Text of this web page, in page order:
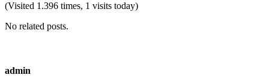
(Visited 1.396 times, 1 visits today)
No related posts.
admin